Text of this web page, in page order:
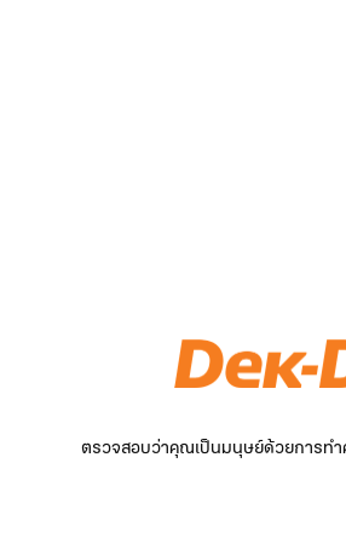
ตรวจสอบว่าคุณเป็นมนุษย์ด้วยการทำ